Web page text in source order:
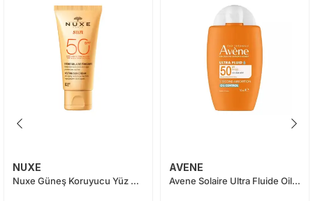
NUXE
Nuxe Güneş Koruyucu Yüz Kremi SPF50 50 ml
AVENE
Avene Solaire Ultra Fluide Oil Control SPF50 50 ml